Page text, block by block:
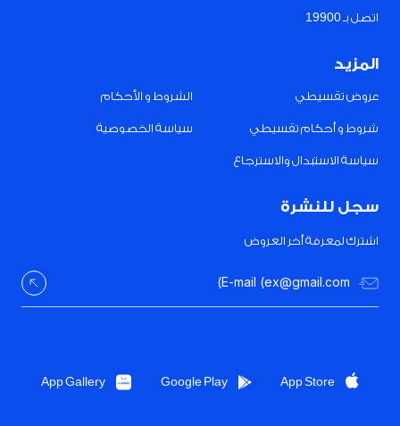
اتصل بـ 19900
المزيد
عروض تقسيطي الشروط و الأحكام
شروط و أحكام تقسيطي سياسة الخصوصية
سياسة الاستبدال والاسترجاع
سجل للنشرة
اشترك لمعرفة أخر العروض
App Store
Google Play
App Gallery